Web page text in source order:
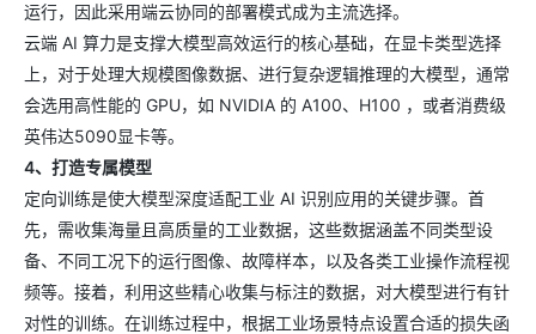
运行，因此采用端云协同的部署模式成为主流选择。​
云端 AI 算力是支撑大模型高效运行的核心基础，在显卡类型选择
上，对于处理大规模图像数据、进行复杂逻辑推理的大模型，通常
会选用高性能的 GPU，如 NVIDIA 的 A100、H100 ，或者消费级
英伟达5090显卡等。
4、打造专属模型​
定向训练是使大模型深度适配工业 AI 识别应用的关键步骤。首
先，需收集海量且高质量的工业数据，这些数据涵盖不同类型设
备、不同工况下的运行图像、故障样本，以及各类工业操作流程视
频等。接着，利用这些精心收集与标注的数据，对大模型进行有针
对性的训练。在训练过程中，根据工业场景特点设置合适的损失函